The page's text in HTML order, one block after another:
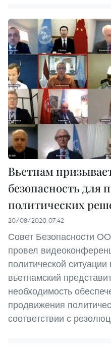
Вьетнам
безопасность для
политических
20/08/2020 07:42
Совет Безопасности
провел
политической
вьетнамский
необходимость
продвижения
соответствии с